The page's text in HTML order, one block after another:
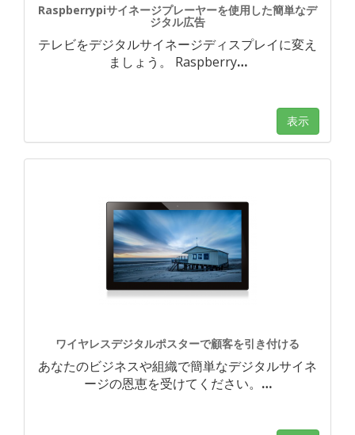
Raspberrypiサイネージプレーヤーを使用した簡単なデ
ジタル広告
テレビをデジタルサイネージディスプレイに変え
ましょう。 Raspberry…
表示
ワイヤレスデジタルポスターで顧客を引き付ける
あなたのビジネスや組織で簡単なデジタルサイネ
ージの恩恵を受けてください。 …